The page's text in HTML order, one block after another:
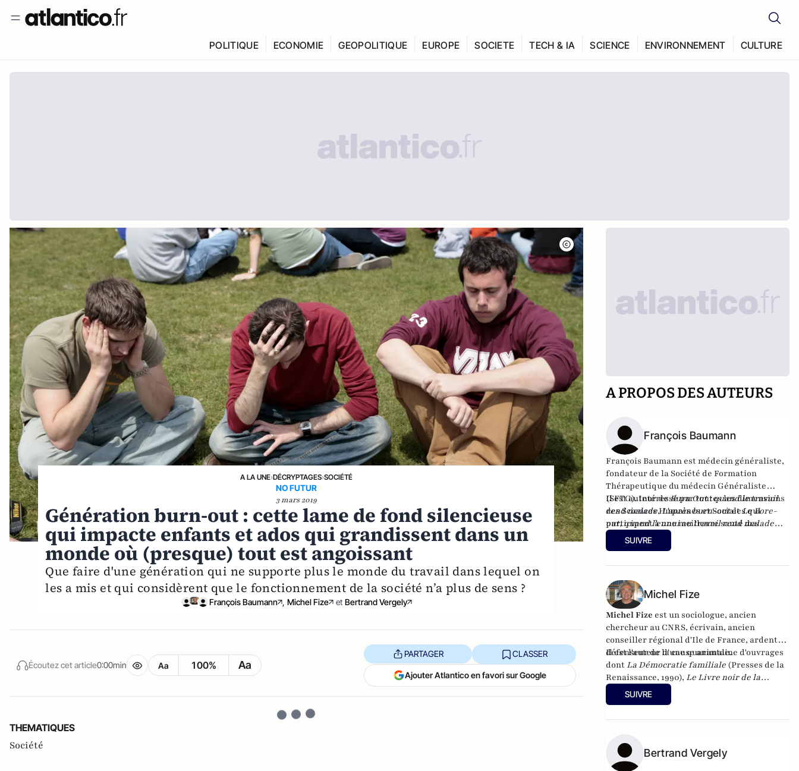
POLITIQUE ECONOMIE GEOPOLITIQUE EUROPE SOCIETE TECH & IA SCIENCE ENVIRONNEMENT CULTURE
A LA UNE›DÉCRYPTAGES›SOCIÉTÉ
NO FUTUR
3 mars 2019
Génération burn-out : cette lame de fond silencieuse
qui impacte enfants et ados qui grandissent dans un
monde où (presque) tout est angoissant
Que faire d'une génération qui ne supporte plus le monde du travail dans lequel on
les a mis et qui considèrent que le fonctionnement de la société n’a plus de sens ?
François Baumann , Michel Fize et Bertrand Vergely
Écoutez cet article0:00min Aa 100% Aa
PARTAGER CLASSER
Ajouter Atlantico en favori sur Google
THEMATIQUES
Société
A PROPOS DES AUTEURS
François Baumann
François Baumann est médecin généraliste,
fondateur de la Société de Formation
Thérapeutique du médecin Généraliste
(SFTG). Intéressé par toutes les dimensions
des Sciences Humaines et Sociales qui
participent à une meilleure santé des
hommes, il a publié de nombreux ouvrages
sur ces thèmes. Il est également enseignant
(département de Bioéthique).
Il est auteur deBurn Out : quand le travail
rend malade,L'après burn-outetLe Bore-
out, quand l'ennui au travail rend malade
aux éditions Josette Lyon.
SUIVRE
Michel Fize
Michel Fize est un sociologue, ancien
chercheur au CNRS, écrivain, ancien
conseiller régional d'Ile de France, ardent
défenseur de la cause animale.
Il est l'auteur d'une quarantaine d'ouvrages
dont La Démocratie familiale (Presses de la
Renaissance, 1990), Le Livre noir de la
jeunesse(Presses de la Renaissance,
2007),L'Individualisme
Son dernier livre :De l'abîme à
l'espoir(Mimésis, 2021)
SUIVRE
Bertrand Vergely